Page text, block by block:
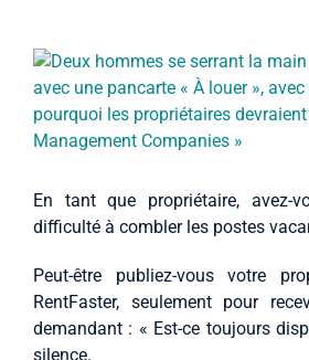
Agrandir
l’image
En tant que propriétaire, avez-
difficulté à combler les postes
Peut-être publiez-vous votre
RentFaster, seulement pour
demandant : « Est-ce toujours
silence.